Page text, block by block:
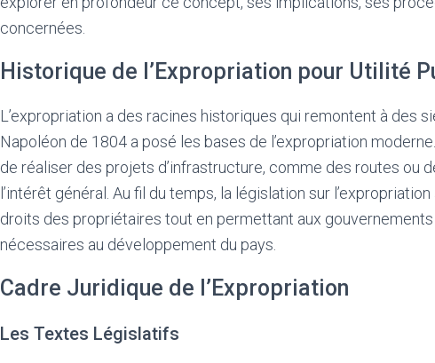
concernées.
Historique de l’Expropriation pour Utilité
L’expropriation a des racines historiques qui remontent à des
Napoléon de 1804 a posé les bases de l’expropriation
de réaliser des projets d’infrastructure, comme des routes ou
l’intérêt général. Au fil du temps, la législation sur
droits des propriétaires tout en permettant aux
nécessaires au développement du pays.
Cadre Juridique de l’Expropriation
Les Textes Législatifs